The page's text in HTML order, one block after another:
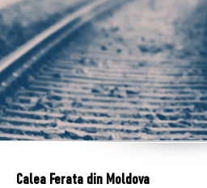
Calea Ferata din Moldova